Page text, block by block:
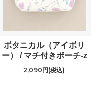
ボタニカル（アイボリ
ー） / マチ付きポーチ-z
2,090円(税込)